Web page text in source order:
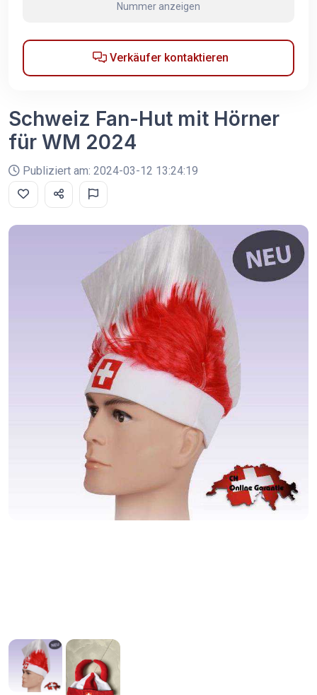
Nummer anzeigen
Verkäufer kontaktieren
Schweiz Fan-Hut mit Hörner
für WM 2024
Publiziert am: 2024-03-12 13:24:19